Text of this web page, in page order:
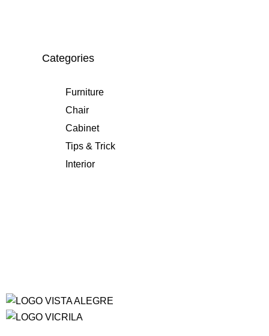
Categories
Furniture
Chair
Cabinet
Tips & Trick
Interior